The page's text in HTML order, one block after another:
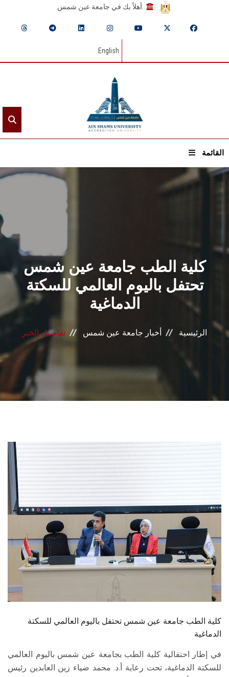
أهلاً بك في جامعة عين شمس
English
القائمة
الرئيسيـة
القطاعـات
الشئون الأكاديمية
البحث العلمي
المراكز والوحدات
الأنظمة الذكية
الطلاب
هيئة التدريس
الدراسات العليا
الخريجين
الموظفون
الزائـرون
كلية الطب جامعة عين شمس
تحتفل باليوم العالمي للسكتة
الدماغية
الرئيسية أخبار جامعة عين شمس تفاصيل الخبر
كلية الطب جامعة عين شمس تحتفل باليوم العالمي للسكتة
الدماغية
في إطار احتفالية كلية الطب بجامعة عين شمس باليوم العالمي
للسكتة الدماغية، تحت رعاية أ.د. محمد ضياء زين العابدين رئيس